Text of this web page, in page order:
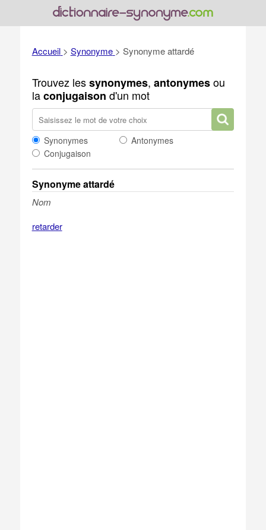
Accueil > Synonyme > Synonyme attardé
Trouvez lessynonymes, antonymesou
laconjugaison d'un mot
Synonymes
Antonymes
Conjugaison
Synonyme attardé
Nom
retarder